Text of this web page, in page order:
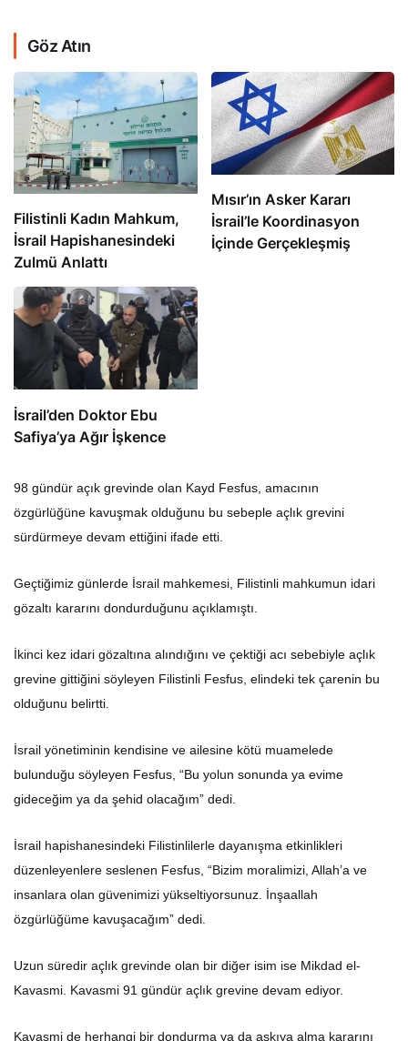
Göz Atın
Filistinli Kadın Mahkum,
İsrail Hapishanesindeki
Zulmü Anlattı
Mısır’ın Asker Kararı
İsrail’le Koordinasyon
İçinde Gerçekleşmiş
İsrail’den Doktor Ebu
Safiya’ya Ağır İşkence
98 gündür açık grevinde olan Kayd Fesfus, amacının
özgürlüğüne kavuşmak olduğunu bu sebeple açlık grevini
sürdürmeye devam ettiğini ifade etti.
Geçtiğimiz günlerde İsrail mahkemesi, Filistinli mahkumun idari
gözaltı kararını dondurduğunu açıklamıştı.
İkinci kez idari gözaltına alındığını ve çektiği acı sebebiyle açlık
grevine gittiğini söyleyen Filistinli Fesfus, elindeki tek çarenin bu
olduğunu belirtti.
İsrail yönetiminin kendisine ve ailesine kötü muamelede
bulunduğu söyleyen Fesfus, “Bu yolun sonunda ya evime
gideceğim ya da şehid olacağım” dedi.
İsrail hapishanesindeki Filistinlilerle dayanışma etkinlikleri
düzenleyenlere seslenen Fesfus, “Bizim moralimizi, Allah’a ve
insanlara olan güvenimizi yükseltiyorsunuz. İnşaallah
özgürlüğüme kavuşacağım” dedi.
Uzun süredir açlık grevinde olan bir diğer isim ise Mikdad el-
Kavasmi. Kavasmi 91 gündür açlık grevine devam ediyor.
Kavasmi de herhangi bir dondurma ya da askıya alma kararını